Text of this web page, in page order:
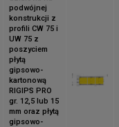
podwójnej
konstrukcji z
profili CW 75 i
UW 75 z
poszyciem
płytą
gipsowo-
kartonową
RIGIPS PRO
gr. 12,5 lub 15
mm oraz płytą
gipsowo-